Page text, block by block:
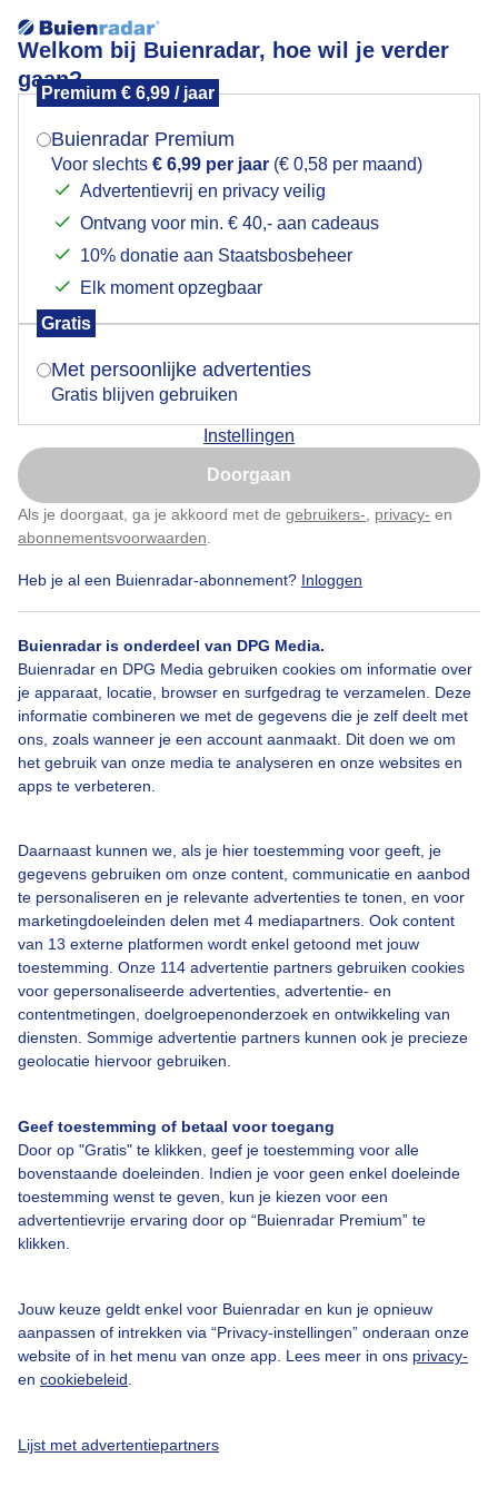
Welkom bij Buienradar, hoe wil je verder
gaan?
Premium € 6,99 / jaar
Buienradar Premium
Voor slechts € 6,99 per jaar (€ 0,58 per maand)
Advertentievrij en privacy veilig
Ontvang voor min. € 40,- aan cadeaus
10% donatie aan Staatsbosbeheer
Elk moment opzegbaar
Gratis
Met persoonlijke advertenties
Gratis blijven gebruiken
Instellingen
Doorgaan
Als je doorgaat, ga je akkoord met de gebruikers- privacy- en
abonnementsvoorwaarden
Heb je al een Buienradar-abonnement? Inloggen
Buienradar is onderdeel van DPG Media.
Buienradar en DPG Media gebruiken cookies om informatie over
je apparaat, locatie, browser en surfgedrag te verzamelen. Deze
informatie combineren we met de gegevens die je zelf deelt met
ons, zoals wanneer je een account aanmaakt. Dit doen we om
het gebruik van onze media te analyseren en onze websites en
apps te verbeteren.
Daarnaast kunnen we, als je hier toestemming voor geeft, je
gegevens gebruiken om onze content, communicatie en aanbod
te personaliseren en je relevante advertenties te tonen, en voor
marketingdoeleinden delen met 4 mediapartners. Ook content
van 13 externe platformen wordt enkel getoond met jouw
toestemming. Onze 114 advertentie partners gebruiken cookies
voor gepersonaliseerde advertenties, advertentie- en
contentmetingen, doelgroepenonderzoek en ontwikkeling van
diensten. Sommige advertentie partners kunnen ook je precieze
geolocatie hiervoor gebruiken.
Geef toestemming of betaal voor toegang
Door op "Gratis" te klikken, geef je toestemming voor alle
bovenstaande doeleinden. Indien je voor geen enkel doeleinde
toestemming wenst te geven, kun je kiezen voor een
advertentievrije ervaring door op “Buienradar Premium” te
klikken.
Jouw keuze geldt enkel voor Buienradar en kun je opnieuw
aanpassen of intrekken via “Privacy-instellingen” onderaan onze
website of in het menu van onze app. Lees meer in ons privacy-
en cookiebeleid
Lijst met advertentiepartners
Frosty morning walk ❄️
Stay frosty my friend! Prachtige ochtendwandeling
met mysterieuze zonsopkomst door de mist heen.
Kind net naar school gebracht, dus met lege slee deze
winterwonderland, het lijkt wel een sprookje.
Wintersport in eigen land. Naar buiten, naar buiten,
Door: Marianne Gemaakt: 06-01-2026, 75x bekeken
Bekijk slideshow
Een moment geduld aub...
Over Buienradar
Veelgestelde vragen
Contact
Toegankelijkheid
Mogen we je locatie gebruiken voor het
Indien je hier nog geen akkoord op hebt gegeven,
verschijnt er zo een pop-up uit je browser waarin
Is goed, toon de popup
Nu niet, misschien later
Klik hierom dit aan te passen